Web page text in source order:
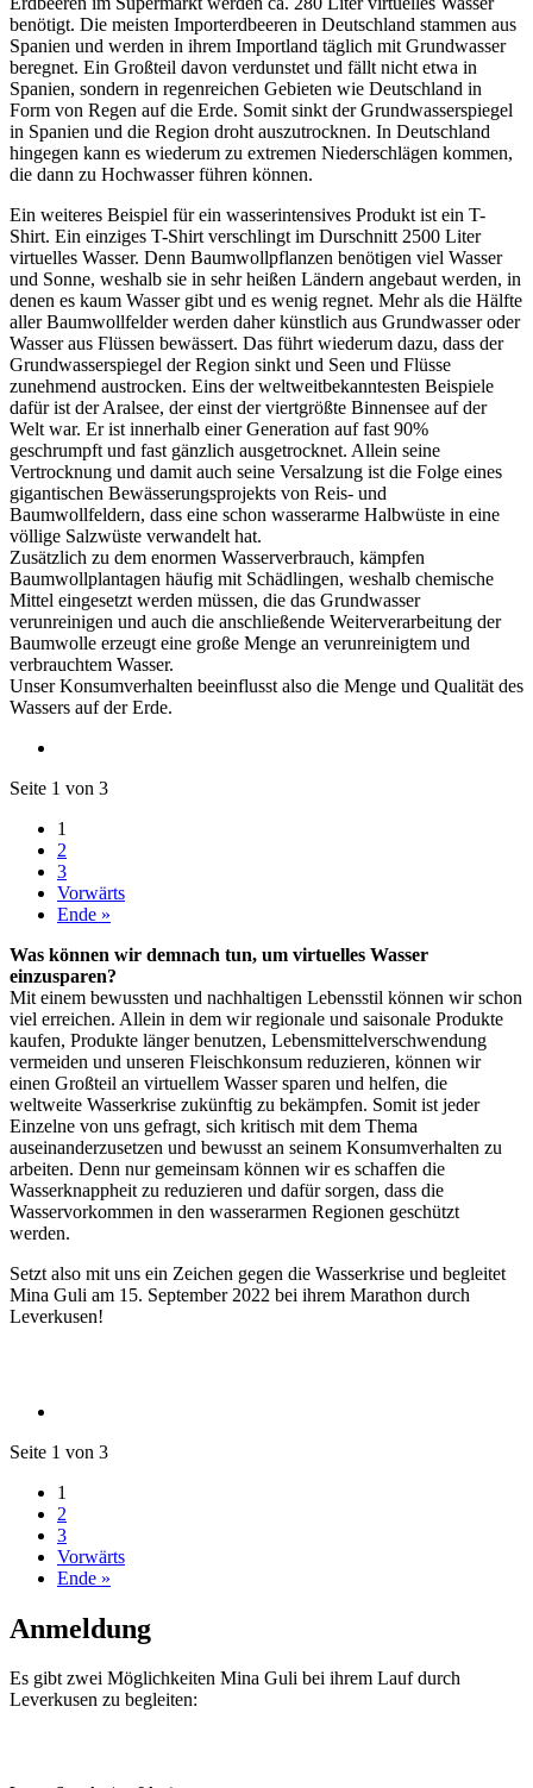
benötigt. Die meisten Importerdbeeren in Deutschland stammen aus
Spanien und werden in ihrem Importland täglich mit Grundwasser
beregnet. Ein Großteil davon verdunstet und fällt nicht etwa in
Spanien, sondern in regenreichen Gebieten wie Deutschland in
Form von Regen auf die Erde. Somit sinkt der Grundwasserspiegel
in Spanien und die Region droht auszutrocknen. In Deutschland
hingegen kann es wiederum zu extremen Niederschlägen kommen,
die dann zu Hochwasser führen können.
Ein weiteres Beispiel für ein wasserintensives Produkt ist ein T-
Shirt. Ein einziges T-Shirt verschlingt im Durschnitt 2500 Liter
virtuelles Wasser. Denn Baumwollpflanzen benötigen viel Wasser
und Sonne, weshalb sie in sehr heißen Ländern angebaut werden, in
denen es kaum Wasser gibt und es wenig regnet. Mehr als die Hälfte
aller Baumwollfelder werden daher künstlich aus Grundwasser oder
Wasser aus Flüssen bewässert. Das führt wiederum dazu, dass der
Grundwasserspiegel der Region sinkt und Seen und Flüsse
zunehmend austrocken. Eins der weltweitbekanntesten Beispiele
dafür ist der Aralsee, der einst der viertgrößte Binnensee auf der
Welt war. Er ist innerhalb einer Generation auf fast 90%
geschrumpft und fast gänzlich ausgetrocknet. Allein seine
Vertrocknung und damit auch seine Versalzung ist die Folge eines
gigantischen Bewässerungsprojekts von Reis- und
Baumwollfeldern, dass eine schon wasserarme Halbwüste in eine
völlige Salzwüste verwandelt hat.
Zusätzlich zu dem enormen Wasserverbrauch, kämpfen
Baumwollplantagen häufig mit Schädlingen, weshalb chemische
Mittel eingesetzt werden müssen, die das Grundwasser
verunreinigen und auch die anschließende Weiterverarbeitung der
Baumwolle erzeugt eine große Menge an verunreinigtem und
verbrauchtem Wasser.
Unser Konsumverhalten beeinflusst also die Menge und Qualität des
Wassers auf der Erde.
Seite 1 von 3
1
2
3
Vorwärts
Ende »
Was können wir demnach tun, um virtuelles Wasser
einzusparen?
Mit einem bewussten und nachhaltigen Lebensstil können wir schon
viel erreichen. Allein in dem wir regionale und saisonale Produkte
kaufen, Produkte länger benutzen, Lebensmittelverschwendung
vermeiden und unseren Fleischkonsum reduzieren, können wir
einen Großteil an virtuellem Wasser sparen und helfen, die
weltweite Wasserkrise zukünftig zu bekämpfen. Somit ist jeder
Einzelne von uns gefragt, sich kritisch mit dem Thema
auseinanderzusetzen und bewusst an seinem Konsumverhalten zu
arbeiten. Denn nur gemeinsam können wir es schaffen die
Wasserknappheit zu reduzieren und dafür sorgen, dass die
Wasservorkommen in den wasserarmen Regionen geschützt
werden.
Setzt also mit uns ein Zeichen gegen die Wasserkrise und begleitet
Mina Guli am 15. September 2022 bei ihrem Marathon durch
Leverkusen!
Seite 1 von 3
1
2
3
Vorwärts
Ende »
Anmeldung
Es gibt zwei Möglichkeiten Mina Guli bei ihrem Lauf durch
Leverkusen zu begleiten: